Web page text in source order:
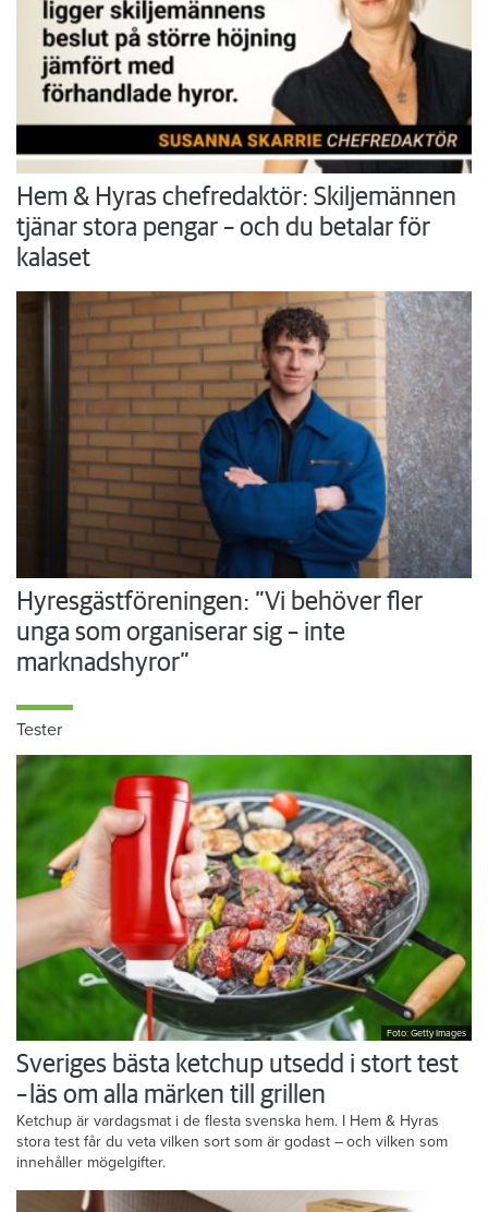
Hem & Hyras chefredaktör: Skiljemännen
tjänar stora pengar – och du betalar för
kalaset
Hyresgästföreningen: ”Vi behöver fler
unga som organiserar sig – inte
marknadshyror”
Tester
Foto: Getty Images
Sveriges bästa ketchup utsedd i stort test
– läs om alla märken till grillen
Ketchup är vardagsmat i de flesta svenska hem. I Hem & Hyras
stora test får du veta vilken sort som är godast – och vilken som
innehåller mögelgifter.